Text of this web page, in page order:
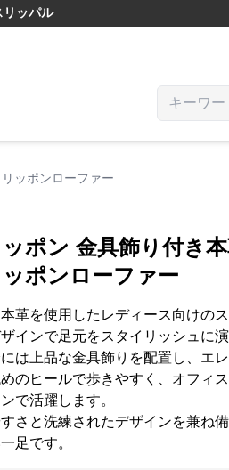
リッパル
ッポンローファー
ポン 金具飾り付き
ポンローファー
本革を使用したレディース向けの
ザインで足元をスタイリッシュに演
は上品な金具飾りを配置し、エ
のヒールで歩きやすく、オフィ
で活躍します。
さと洗練されたデザインを兼ね
足です。